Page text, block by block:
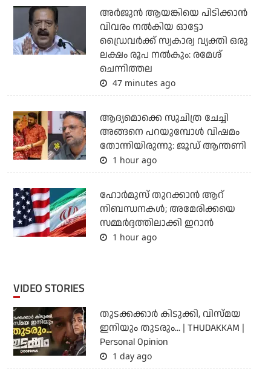
അര്‍ജുന്‍ ആയങ്കിയെ പിടിക്കാന്‍
വിവരം നല്‍കിയ ഓട്ടോ
ഡ്രൈവര്‍ക്ക് സ്വകാര്വ വ്യക്തി ഒരു
ലക്ഷം രൂപ നല്‍കും: രമേശ്
ചെന്നിത്തല
47 minutes ago
ആദ്യമൊക്കെ സുചിത്ര ചേച്ചി
അങ്ങനെ പറയുമ്പോൾ വിഷമം
തോന്നിയിരുന്നു: ജൂഡ് ആന്തണി
1 hour ago
ഹോര്‍മുസ് തുറക്കാന്‍ ആറ്
നിബന്ധനകള്‍; അമേരിക്കയെ
സമ്മര്‍ദ്ദത്തിലാക്കി ഇറാന്‍
1 hour ago
VIDEO STORIES
തുടക്കക്കാര്‍ കിടുക്കി, വിസ്മയ
ഇനിയും തുടരും... | THUDAKKAM |
Personal Opinion
1 day ago